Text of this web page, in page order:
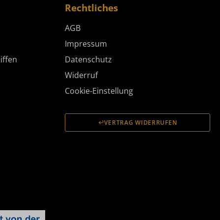
Rechtliches
AGB
Impressum
Datenschutz
Widerruf
Cookie-Einstellung
VERTRAG WIDERRUFEN